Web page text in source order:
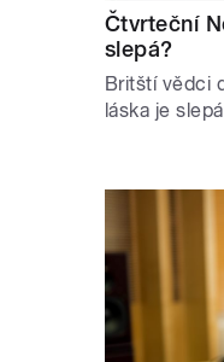
Čtvrteční
slepá?
Britští vědci
láska je